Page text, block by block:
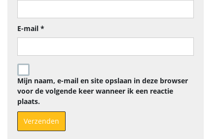
E-mail *
Mijn naam, e-mail en site opslaan in deze browser
voor de volgende keer wanneer ik een reactie
plaats.